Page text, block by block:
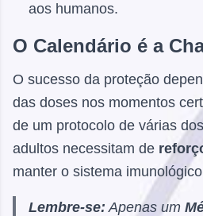
aos humanos.
O Calendário é a
O sucesso da proteção
das doses nos momentos
de um protocolo de várias
adultos necessitam de
manter o sistema
Lembre-se: Apenas um